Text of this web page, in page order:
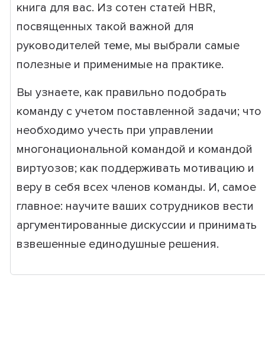
книга для вас. Из сотен статей HBR,
посвященных такой важной для
руководителей теме, мы выбрали самые
полезные и применимые на практике.
Вы узнаете, как правильно подобрать
команду с учетом поставленной задачи; что
необходимо учесть при управлении
многонациональной командой и командой
виртуозов; как поддерживать мотивацию и
веру в себя всех членов команды. И, самое
главное: научите ваших сотрудников вести
аргументированные дискуссии и принимать
взвешенные единодушные решения.